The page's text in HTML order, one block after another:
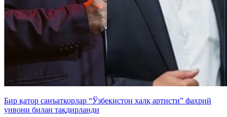
Бир қатор санъаткорлар “Ўзбекистон халқ артисти” фахрий
унвони билан тақдирланди